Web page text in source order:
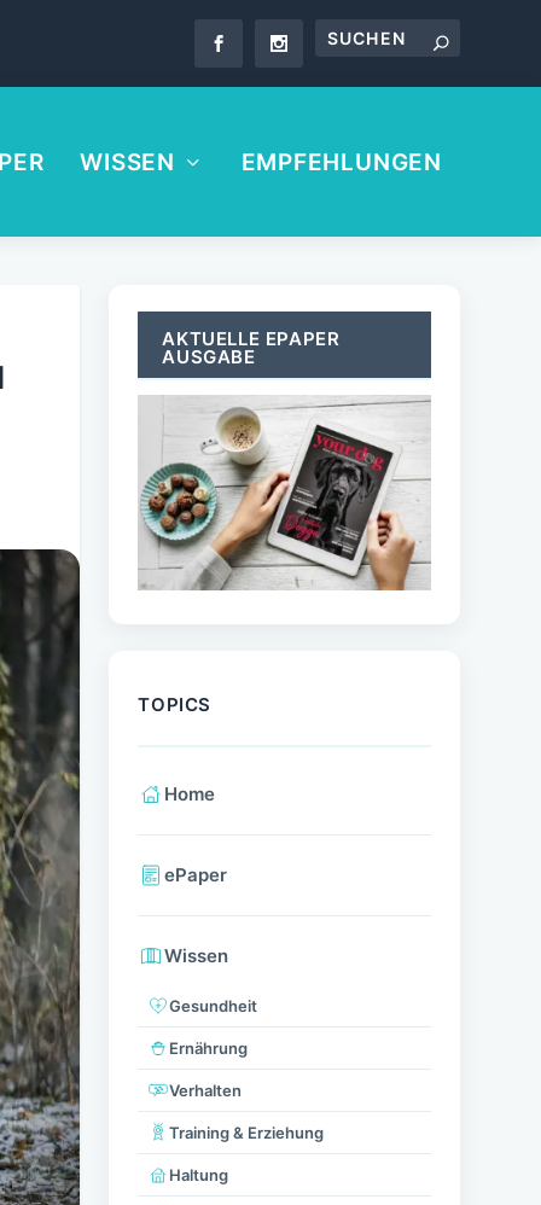
WISSEN EMPFEHLUNGEN
AKTUELLE EPAPER
AUSGABE
TOPICS
Home
ePaper
Wissen
Gesundheit
Ernährung
Verhalten
Training & Erziehung
Haltung